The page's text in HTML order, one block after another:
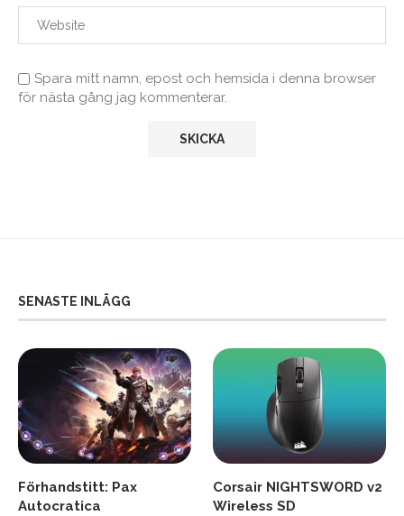
Spara mitt namn, epost och hemsida i denna browser
för nästa gång jag kommenterar.
SENASTE INLÄGG
Förhandstitt: Pax
Autocratica
Corsair NIGHTSWORD v2
Wireless SD